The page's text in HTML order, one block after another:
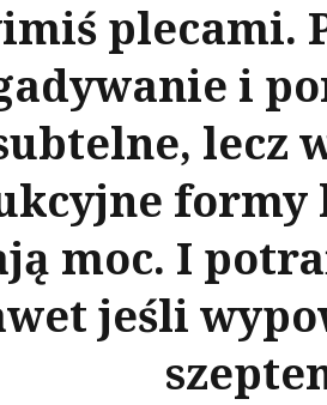
plecami.
i
lecz
formy
moc. I
jeśli